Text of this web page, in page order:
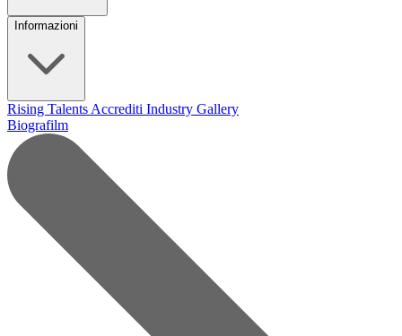
Informazioni
Rising Talents Accrediti Industry Gallery
Biografilm